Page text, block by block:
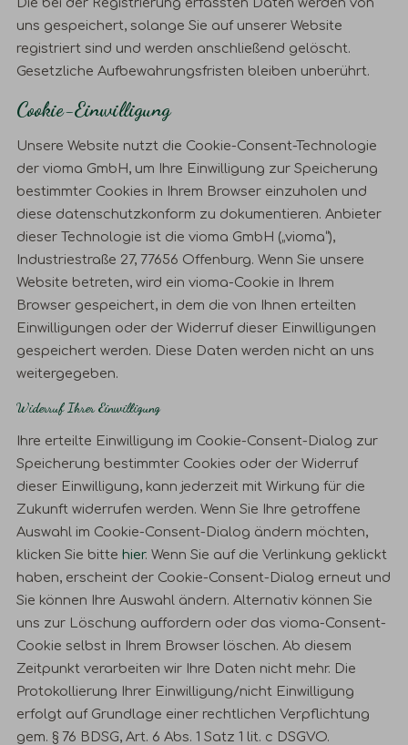
uns gespeichert, solange Sie auf unserer Website
registriert sind und werden anschließend gelöscht.
Gesetzliche Aufbewahrungsfristen bleiben unberührt.
Cookie-Einwilligung
Unsere Website nutzt die Cookie-Consent-Technologie
der vioma GmbH, um Ihre Einwilligung zur Speicherung
bestimmter Cookies in Ihrem Browser einzuholen und
diese datenschutzkonform zu dokumentieren. Anbieter
dieser Technologie ist die vioma GmbH („vioma“),
Industriestraße 27, 77656 Offenburg. Wenn Sie unsere
Website betreten, wird ein vioma-Cookie in Ihrem
Browser gespeichert, in dem die von Ihnen erteilten
Einwilligungen oder der Widerruf dieser Einwilligungen
gespeichert werden. Diese Daten werden nicht an uns
weitergegeben.
Widerruf Ihrer Einwilligung
Ihre erteilte Einwilligung im Cookie-Consent-Dialog zur
Speicherung bestimmter Cookies oder der Widerruf
dieser Einwilligung, kann jederzeit mit Wirkung für die
Zukunft widerrufen werden. Wenn Sie Ihre getroffene
Auswahl im Cookie-Consent-Dialog ändern möchten,
klicken Sie bittehier. Wenn Sie auf die Verlinkung geklickt
haben, erscheint der Cookie-Consent-Dialog erneut und
Sie können Ihre Auswahl ändern. Alternativ können Sie
uns zur Löschung auffordern oder das vioma-Consent-
Cookie selbst in Ihrem Browser löschen. Ab diesem
Zeitpunkt verarbeiten wir Ihre Daten nicht mehr. Die
Protokollierung Ihrer Einwilligung/nicht Einwilligung
erfolgt auf Grundlage einer rechtlichen Verpflichtung
gem. § 76 BDSG, Art. 6 Abs. 1 Satz 1 lit. c DSGVO.